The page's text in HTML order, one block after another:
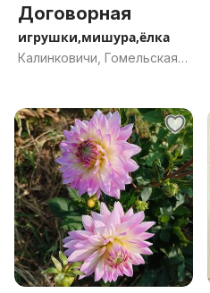
Договорная
игрушки,мишура,ёлка
Калинковичи, Гомельская